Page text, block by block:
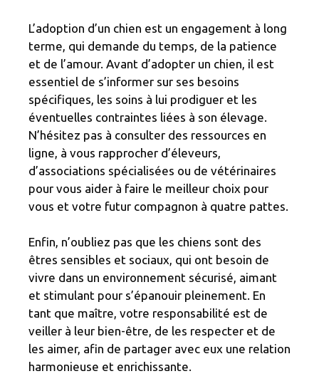
L’adoption d’un chien est un engagement à long
terme, qui demande du temps, de la patience
et de l’amour. Avant d’adopter un chien, il est
essentiel de s’informer sur ses besoins
spécifiques, les soins à lui prodiguer et les
éventuelles contraintes liées à son élevage.
N’hésitez pas à consulter des ressources en
ligne, à vous rapprocher d’éleveurs,
d’associations spécialisées ou de vétérinaires
pour vous aider à faire le meilleur choix pour
vous et votre futur compagnon à quatre pattes.
Enfin, n’oubliez pas que les chiens sont des
êtres sensibles et sociaux, qui ont besoin de
vivre dans un environnement sécurisé, aimant
et stimulant pour s’épanouir pleinement. En
tant que maître, votre responsabilité est de
veiller à leur bien-être, de les respecter et de
les aimer, afin de partager avec eux une relation
harmonieuse et enrichissante.